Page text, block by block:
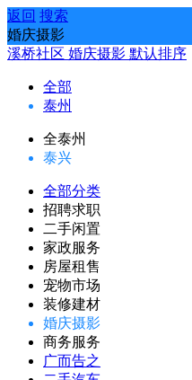
返回 搜索
婚庆摄影
溪桥社区 婚庆摄影 默认排序
全部
泰州
全泰州
泰兴
全部分类
招聘求职
二手闲置
家政服务
房屋租售
宠物市场
装修建材
婚庆摄影
商务服务
广而告之